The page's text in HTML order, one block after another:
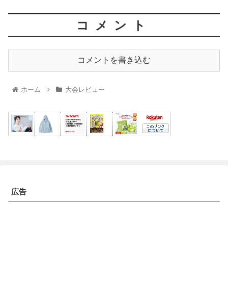
コメント
コメントを書き込む
ホーム 大会レビュー
広告